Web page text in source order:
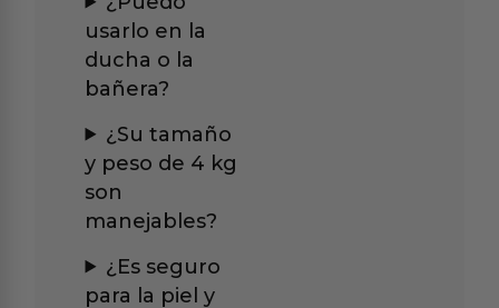
usarlo en la
ducha o la
bañera?
¿Su tamaño
y peso de 4 kg
son
manejables?
¿Es seguro
para la piel y